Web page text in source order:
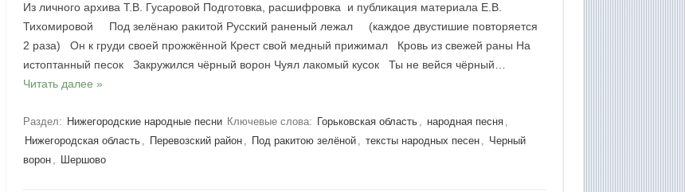
Из личного архива Т.В. Гусаровой Подготовка, расшифровка и публикация материала Е.В.
Тихомировой Под зелёнаю ракитой Русский раненый лежал (каждое двустишие повторяется
2 раза) Он к груди своей прожжённой Крест свой медный прижимал Кровь из свежей раны На
истоптанный песок Закружился чёрный ворон Чуял лакомый кусок Ты не вейся чёрный…
Читать далее »
Раздел: Нижегородские народные песни Ключевые слова: Горьковская область , народная песня ,
Нижегородская область , Перевозский район , Под ракитою зелёной , тексты народных песен , Черный
ворон , Шершово